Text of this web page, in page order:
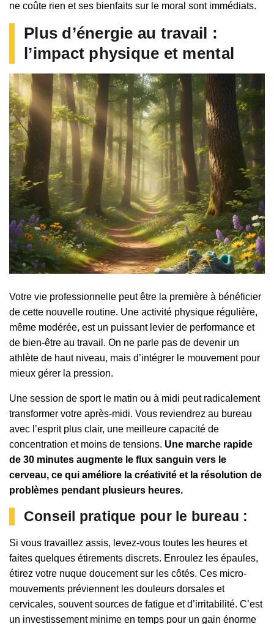
ne coûte rien et ses bienfaits sur le moral sont immédiats.
Plus d’énergie au travail :
l’impact physique et mental
Votre vie professionnelle peut être la première à bénéficier
de cette nouvelle routine. Une activité physique régulière,
même modérée, est un puissant levier de performance et
de bien-être au travail. On ne parle pas de devenir un
athlète de haut niveau, mais d’intégrer le mouvement pour
mieux gérer la pression.
Une session de sport le matin ou à midi peut radicalement
transformer votre après-midi. Vous reviendrez au bureau
avec l’esprit plus clair, une meilleure capacité de
concentration et moins de tensions. Une marche rapide
de 30 minutes augmente le flux sanguin vers le
cerveau, ce qui améliore la créativité et la résolution de
problèmes pendant plusieurs heures.
Conseil pratique pour le bureau :
Si vous travaillez assis, levez-vous toutes les heures et
faites quelques étirements discrets. Enroulez les épaules,
étirez votre nuque doucement sur les côtés. Ces micro-
mouvements préviennent les douleurs dorsales et
cervicales, souvent sources de fatigue et d’irritabilité. C’est
un investissement minime en temps pour un gain énorme